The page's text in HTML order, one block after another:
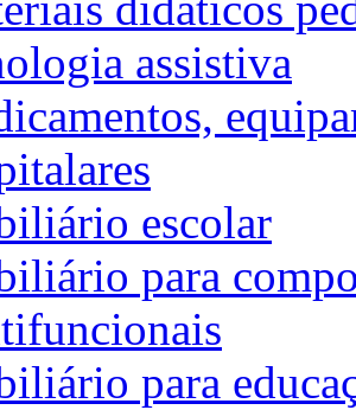
assistiva
escolar
para
para